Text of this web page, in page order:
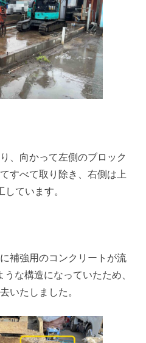
、向かって左側のブロック
すべて取り除き、右側は上
ています。
補強用のコンクリートが流
な構造になっていたため、
いたしました。